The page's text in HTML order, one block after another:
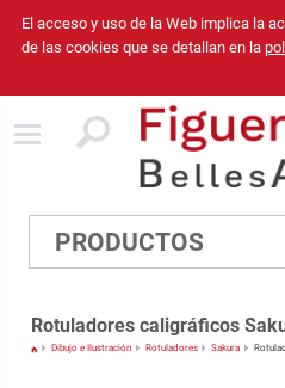
El acceso y uso de la Web implica la
de las cookies que se detallan en la
PRODUCTOS
Rotuladores caligráficos
Dibujo e Ilustración Rotuladores Sakura